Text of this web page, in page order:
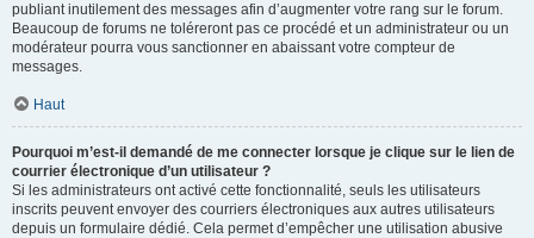
publiant inutilement des messages afin d’augmenter votre rang sur le forum.
Beaucoup de forums ne toléreront pas ce procédé et un administrateur ou un
modérateur pourra vous sanctionner en abaissant votre compteur de
messages.
Haut
Pourquoi m’est-il demandé de me connecter lorsque je clique sur le lien de
courrier électronique d’un utilisateur ?
Si les administrateurs ont activé cette fonctionnalité, seuls les utilisateurs
inscrits peuvent envoyer des courriers électroniques aux autres utilisateurs
depuis un formulaire dédié. Cela permet d’empêcher une utilisation abusive